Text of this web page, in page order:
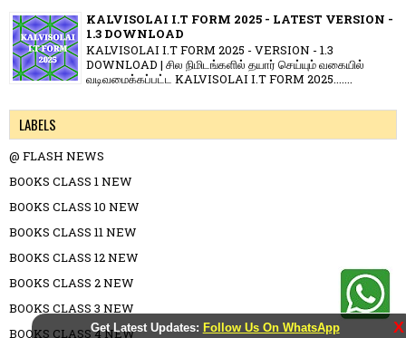
Get Latest Updates: Follow Us On WhatsApp X
KALVISOLAI I.T FORM 2025 - LATEST VERSION -
1.3 DOWNLOAD
KALVISOLAI I.T FORM 2025 - VERSION - 1.3
DOWNLOAD | சில நிமிடங்களில் தயார் செய்யும் வகையில்
வடிவமைக்கப்பட்ட KALVISOLAI I.T FORM 2025.......
LABELS
@ FLASH NEWS
BOOKS CLASS 1 NEW
BOOKS CLASS 10 NEW
BOOKS CLASS 11 NEW
BOOKS CLASS 12 NEW
BOOKS CLASS 2 NEW
BOOKS CLASS 3 NEW
BOOKS CLASS 4 NEW